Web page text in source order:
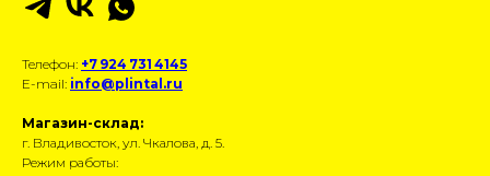
Телефон: +7 924 731 4145
E-mail: info@plintal.ru
Магазин-склад:
г. Владивосток, ул. Чкалова, д. 5.
Режим работы: